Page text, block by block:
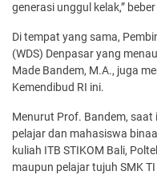
generasi unggul kelak,”
Di tempat yang sama,
(WDS) Denpasar yang
Made Bandem, M.A., juga
Kemendibud RI ini.
Menurut Prof. Bandem,
pelajar dan mahasiswa
kuliah ITB STIKOM Bali,
maupun pelajar tujuh SMK